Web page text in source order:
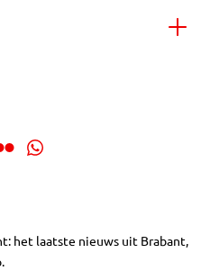
het laatste nieuws uit Brabant,